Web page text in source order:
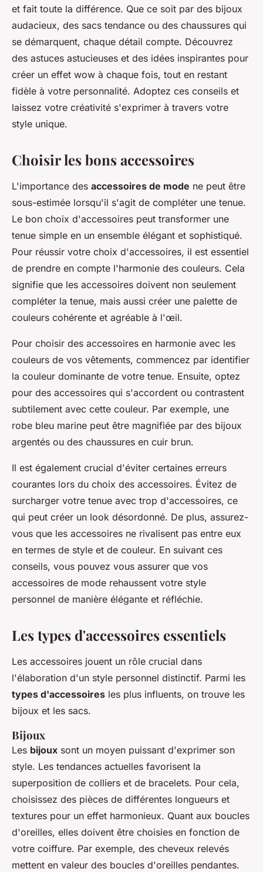
et fait toute la différence. Que ce soit par des bijoux
audacieux, des sacs tendance ou des chaussures qui
se démarquent, chaque détail compte. Découvrez
des astuces astucieuses et des idées inspirantes pour
créer un effet wow à chaque fois, tout en restant
fidèle à votre personnalité. Adoptez ces conseils et
laissez votre créativité s'exprimer à travers votre
style unique.
Choisir les bons accessoires
L'importance des accessoires de mode ne peut être
sous-estimée lorsqu'il s'agit de compléter une tenue.
Le bon choix d'accessoires peut transformer une
tenue simple en un ensemble élégant et sophistiqué.
Pour réussir votre choix d'accessoires, il est essentiel
de prendre en compte l'harmonie des couleurs. Cela
signifie que les accessoires doivent non seulement
compléter la tenue, mais aussi créer une palette de
couleurs cohérente et agréable à l'œil.
Pour choisir des accessoires en harmonie avec les
couleurs de vos vêtements, commencez par identifier
la couleur dominante de votre tenue. Ensuite, optez
pour des accessoires qui s'accordent ou contrastent
subtilement avec cette couleur. Par exemple, une
robe bleu marine peut être magnifiée par des bijoux
argentés ou des chaussures en cuir brun.
Il est également crucial d'éviter certaines erreurs
courantes lors du choix des accessoires. Évitez de
surcharger votre tenue avec trop d'accessoires, ce
qui peut créer un look désordonné. De plus, assurez-
vous que les accessoires ne rivalisent pas entre eux
en termes de style et de couleur. En suivant ces
conseils, vous pouvez vous assurer que vos
accessoires de mode rehaussent votre style
personnel de manière élégante et réfléchie.
Les types d'accessoires essentiels
Les accessoires jouent un rôle crucial dans
l'élaboration d'un style personnel distinctif. Parmi les
types d'accessoires les plus influents, on trouve les
bijoux et les sacs.
Bijoux
Les bijoux sont un moyen puissant d'exprimer son
style. Les tendances actuelles favorisent la
superposition de colliers et de bracelets. Pour cela,
choisissez des pièces de différentes longueurs et
textures pour un effet harmonieux. Quant aux boucles
d'oreilles, elles doivent être choisies en fonction de
votre coiffure. Par exemple, des cheveux relevés
mettent en valeur des boucles d'oreilles pendantes.